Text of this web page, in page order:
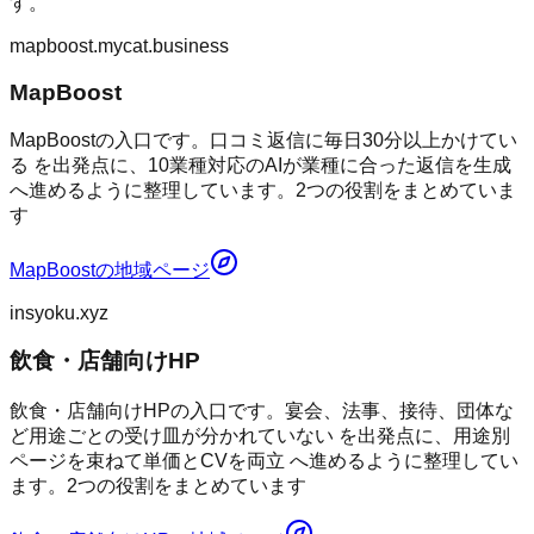
mapboost.mycat.business
MapBoost
MapBoostの入口です。口コミ返信に毎日30分以上かけてい
る を出発点に、10業種対応のAIが業種に合った返信を生成
へ進めるように整理しています。2つの役割をまとめていま
す
MapBoostの地域ページ
insyoku.xyz
飲食・店舗向けHP
飲食・店舗向けHPの入口です。宴会、法事、接待、団体な
ど用途ごとの受け皿が分かれていない を出発点に、用途別
ページを束ねて単価とCVを両立 へ進めるように整理してい
ます。2つの役割をまとめています